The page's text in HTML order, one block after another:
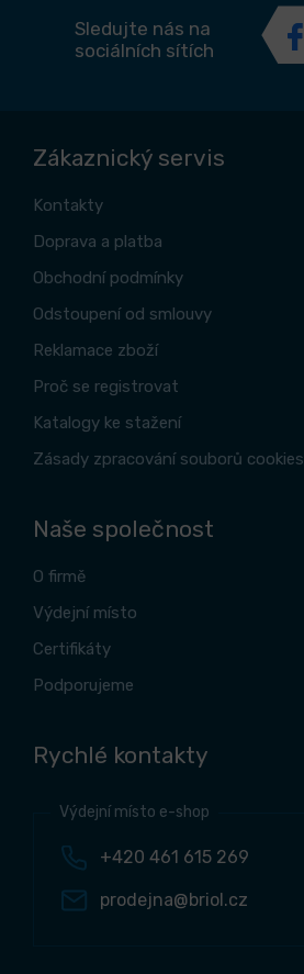
Sledujte nás na
sociálních sítích
Zákaznický servis
Kontakty
Doprava a platba
Obchodní podmínky
Odstoupení od smlouvy
Reklamace zboží
Proč se registrovat
Katalogy ke stažení
Zásady zpracování souborů cookies
Naše společnost
O firmě
Výdejní místo
Certifikáty
Podporujeme
Rychlé kontakty
Výdejní místo e-shop
+420 461 615 269
prodejna@briol.cz